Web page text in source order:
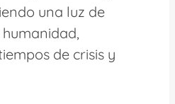
una luz de
de crisis y